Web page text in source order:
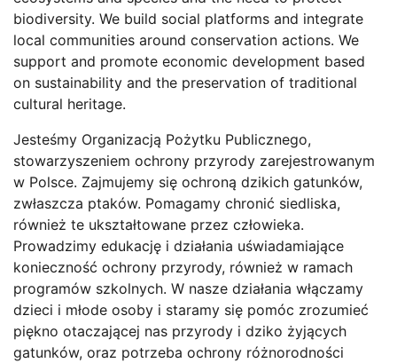
biodiversity. We build social platforms and integrate
local communities around conservation actions. We
support and promote economic development based
on sustainability and the preservation of traditional
cultural heritage.
Jesteśmy Organizacją Pożytku Publicznego,
stowarzyszeniem ochrony przyrody zarejestrowanym
w Polsce. Zajmujemy się ochroną dzikich gatunków,
zwłaszcza ptaków. Pomagamy chronić siedliska,
również te ukształtowane przez człowieka.
Prowadzimy edukację i działania uświadamiające
konieczność ochrony przyrody, również w ramach
programów szkolnych. W nasze działania włączamy
dzieci i młode osoby i staramy się pomóc zrozumieć
piękno otaczającej nas przyrody i dziko żyjących
gatunków, oraz potrzeba ochrony różnorodności